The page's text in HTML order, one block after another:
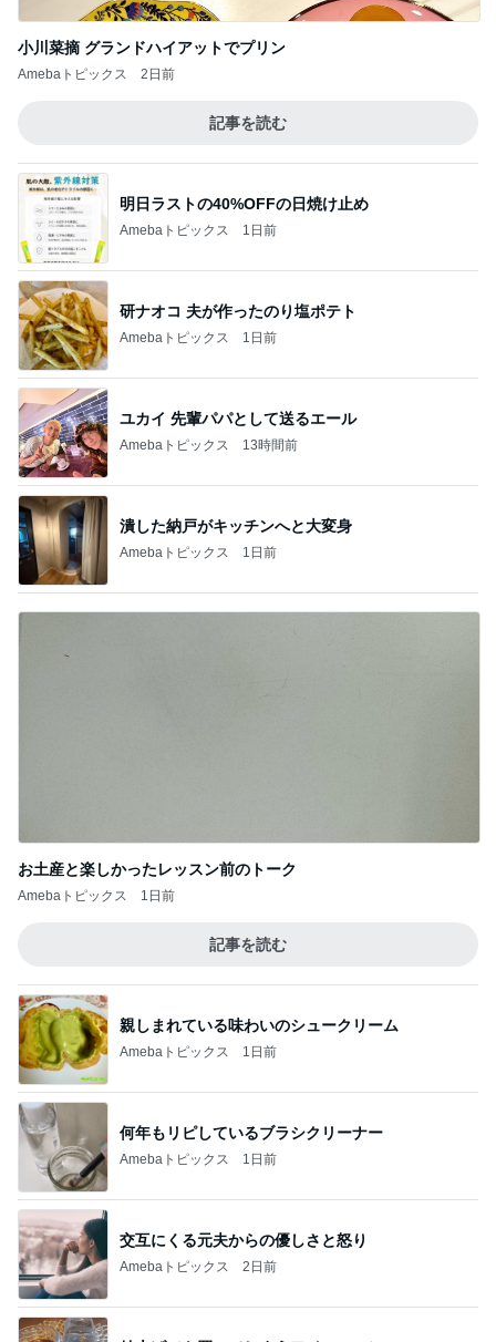
小川菜摘 グランドハイアットでプリン
Amebaトピックス 2日前
記事を読む
明日ラストの40%OFFの日焼け止め
Amebaトピックス 1日前
研ナオコ 夫が作ったのり塩ポテト
Amebaトピックス 1日前
ユカイ 先輩パパとして送るエール
Amebaトピックス 13時間前
潰した納戸がキッチンへと大変身
Amebaトピックス 1日前
お土産と楽しかったレッスン前のトーク
Amebaトピックス 1日前
記事を読む
親しまれている味わいのシュークリーム
Amebaトピックス 1日前
何年もリピしているブラシクリーナー
Amebaトピックス 1日前
交互にくる元夫からの優しさと怒り
Amebaトピックス 2日前